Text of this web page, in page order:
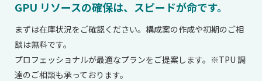
GPU リソースの確保は、スピードが命です。
まずは在庫状況をご確認ください。構成案の作成や初期のご相
談は無料です。
プロフェッショナルが最適なプランをご提案します。※TPU 調
達のご相談も承っております。